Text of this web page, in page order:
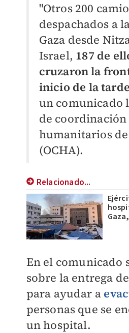
"Otros 200
despachados a
Gaza desde
Israel, 187 de
cruzaron la
inicio de la
un comunicado
de coordinación
humanitarios
(OCHA).
Relacionado...
En el comunicado
sobre la entrega
para ayudar a
personas que se
un hospital.